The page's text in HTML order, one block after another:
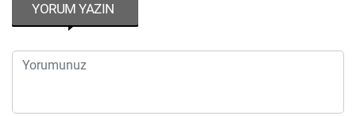
YORUM YAZIN